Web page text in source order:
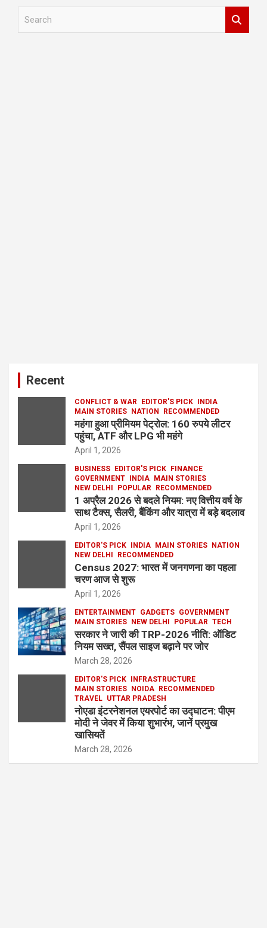
Recent
CONFLICT & WAR EDITOR'S PICK
INDIA
MAIN STORIES
NATION RECOMMENDED
महंगा हुआ प्रीमियम पेट्रोल: 160 रुपये लीटर
पहुंचा, ATF और LPG भी महंगे
April 1, 2026
BUSINESS EDITOR'S PICK
FINANCE
GOVERNMENT
INDIA
MAIN STORIES
NEW DELHI
POPULAR RECOMMENDED
1 अप्रैल 2026 से बदले नियम: नए वित्तीय वर्ष के
साथ टैक्स, सैलरी, बैंकिंग और यात्रा में बड़े बदलाव
April 1, 2026
EDITOR'S PICK INDIA MAIN STORIES
NATION
NEW DELHI
RECOMMENDED
Census 2027: भारत में जनगणना का पहला
चरण आज से शुरू
April 1, 2026
ENTERTAINMENT GADGETS GOVERNMENT
MAIN STORIES
NEW DELHI POPULAR TECH
सरकार ने जारी की TRP-2026 नीति: ऑडिट
नियम सख्त, सैंपल साइज बढ़ाने पर जोर
March 28, 2026
EDITOR'S PICK
INFRASTRUCTURE
MAIN STORIES
NOIDA
RECOMMENDED
TRAVEL UTTAR PRADESH
नोएडा इंटरनेशनल एयरपोर्ट का उद्घाटन: पीएम
मोदी ने जेवर में किया शुभारंभ, जानें प्रमुख
खासियतें
March 28, 2026